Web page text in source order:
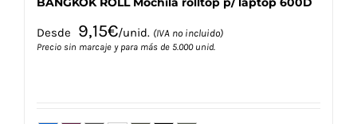
Desde 9,15€/unid. (IVA no incluido)
Precio sin marcaje y para más de 5.000 unid.